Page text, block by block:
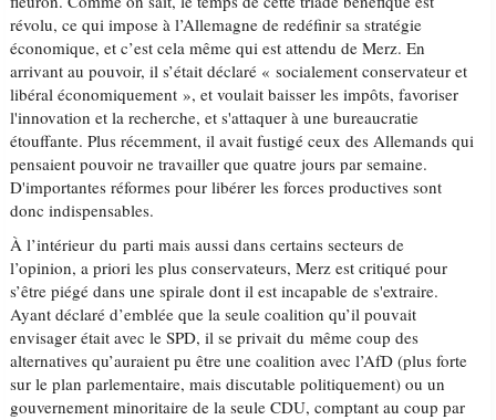
révolu, ce qui impose à l’Allemagne de redéfinir sa stratégie
économique, et c’est cela même qui est attendu de Merz. En
arrivant au pouvoir, il s’était déclaré « socialement conservateur et
libéral économiquement », et voulait baisser les impôts, favoriser
l'innovation et la recherche, et s'attaquer à une bureaucratie
étouffante. Plus récemment, il avait fustigé ceux des Allemands qui
pensaient pouvoir ne travailler que quatre jours par semaine.
D'importantes réformes pour libérer les forces productives sont
donc indispensables.
À l’intérieur du parti mais aussi dans certains secteurs de
l’opinion, a priori les plus conservateurs, Merz est critiqué pour
s’être piégé dans une spirale dont il est incapable de s'extraire.
Ayant déclaré d’emblée que la seule coalition qu’il pouvait
envisager était avec le SPD, il se privait du même coup des
alternatives qu’auraient pu être une coalition avec l’AfD (plus forte
sur le plan parlementaire, mais discutable politiquement) ou un
gouvernement minoritaire de la seule CDU, comptant au coup par